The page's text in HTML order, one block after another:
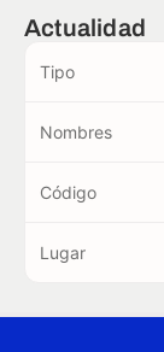
Actualidad
Tipo
Nombres
Código
Lugar